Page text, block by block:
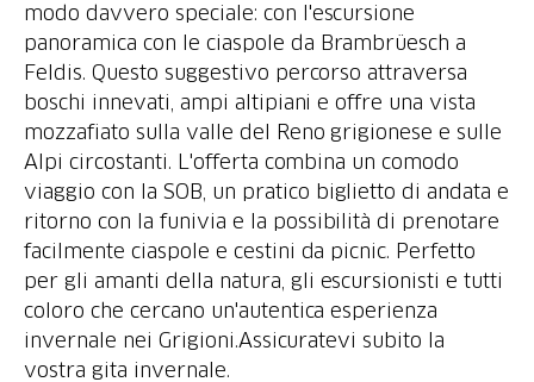
modo davvero speciale: con l'escursione
panoramica con le ciaspole da Brambrüesch a
Feldis. Questo suggestivo percorso attraversa
boschi innevati, ampi altipiani e offre una vista
mozzafiato sulla valle del Reno grigionese e sulle
Alpi circostanti. L'offerta combina un comodo
viaggio con la SOB, un pratico biglietto di andata e
ritorno con la funivia e la possibilità di prenotare
facilmente ciaspole e cestini da picnic. Perfetto
per gli amanti della natura, gli escursionisti e tutti
coloro che cercano un'autentica esperienza
invernale nei Grigioni.Assicuratevi subito la
vostra gita invernale.